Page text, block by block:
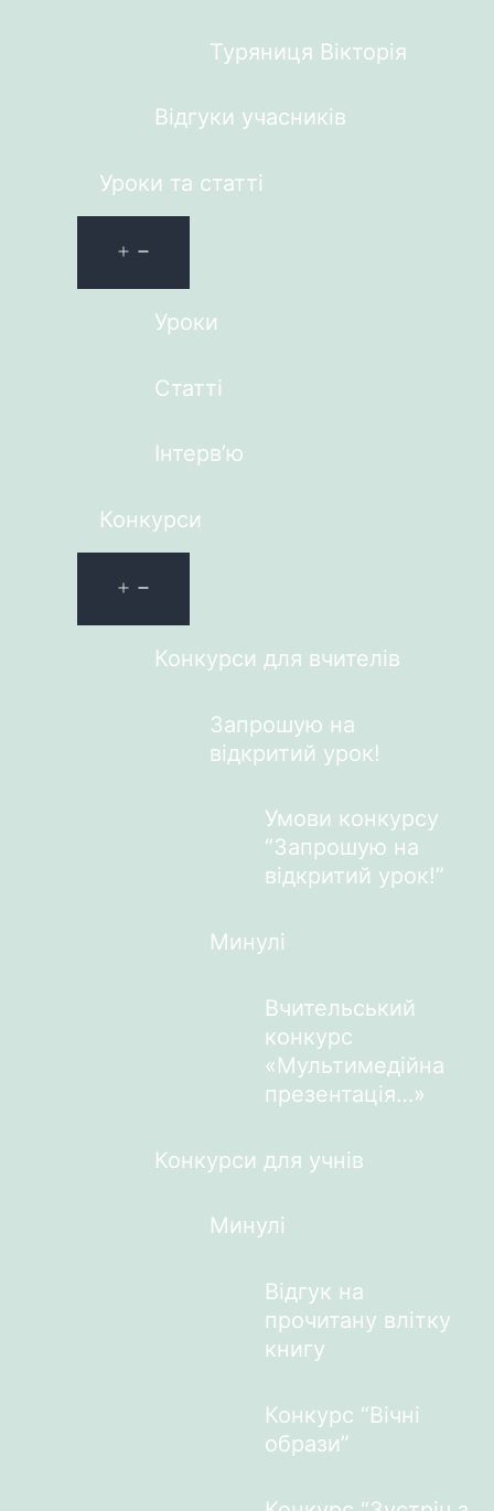
Туряниця Вікторія
Відгуки учасників
Уроки та статті
Уроки
Статті
Інтерв’ю
Конкурси
Конкурси для вчителів
Запрошую на
відкритий урок!
Умови конкурсу
“Запрошую на
відкритий урок!”
Минулі
Вчительський
конкурс
«Мультимедійна
презентація…»
Конкурси для учнів
Минулі
Відгук на
прочитану влітку
книгу
Конкурс “Вічні
образи”